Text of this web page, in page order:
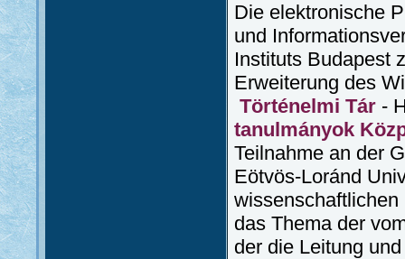
Die elektronische
und
Instituts Budapest
Erweiterung des
Történelmi Tár -
tanulmányok
Teilnahme an der
Eötvös-Loránd
das Thema der
der die Leitung